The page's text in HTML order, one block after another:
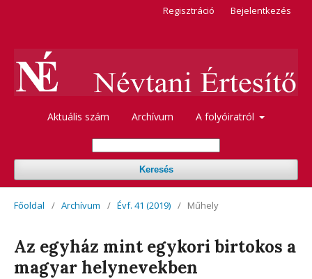
Aktuális szám Archívum A folyóiratról
Keresés
Regisztráció Bejelentkezés
Főoldal / Archívum / Évf. 41 (2019) / Műhely
Az egyház mint egykori birtokos a
magyar helynevekben